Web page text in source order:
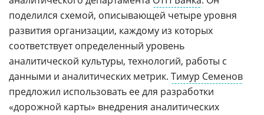
поделился схемой, описывающей четыре уровня
развития организации, каждому из которых
соответствует определенный уровень
аналитической культуры, технологий, работы с
данными и аналитических метрик. Тимур Семенов
предложил использовать ее для разработки
«дорожной карты» внедрения аналитических